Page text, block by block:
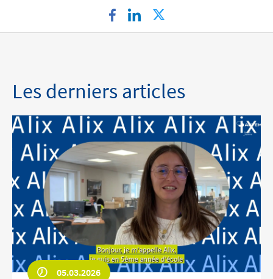
facebooklinkedin
Les derniers articles
05.03.2026